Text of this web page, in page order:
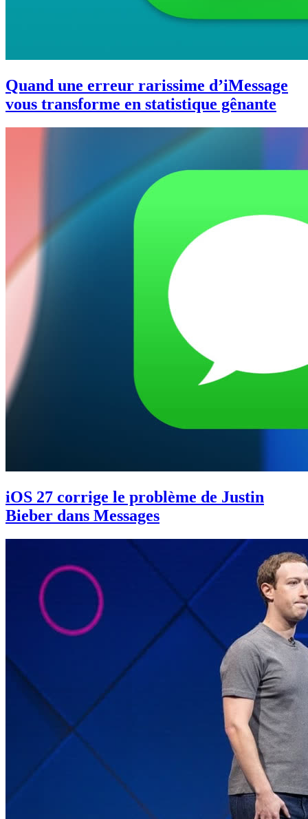
Quand une erreur rarissime d’iMessage
vous transforme en statistique gênante
iOS 27 corrige le problème de Justin
Bieber dans Messages